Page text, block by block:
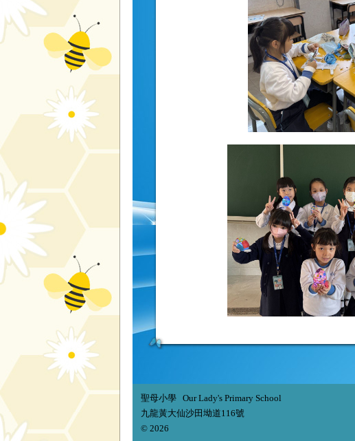
聖母小學 Our Lady's Primary School
九龍黃大仙沙田坳道116號
© 2026